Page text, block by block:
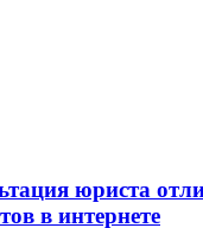
юриста
в интернете